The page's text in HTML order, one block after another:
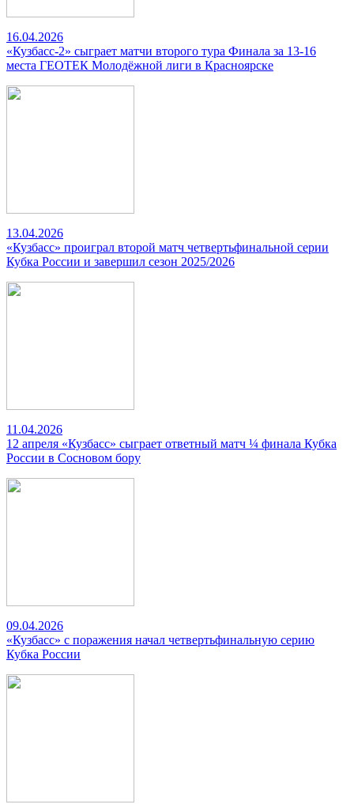
16.04.2026
«Кузбасс-2» сыграет матчи второго тура Финала за 13-16
места ГЕОТЕК Молодёжной лиги в Красноярске
13.04.2026
«Кузбасс» проиграл второй матч четвертьфинальной серии
Кубка России и завершил сезон 2025/2026
11.04.2026
12 апреля «Кузбасс» сыграет ответный матч ¼ финала Кубка
России в Сосновом бору
09.04.2026
«Кузбасс» с поражения начал четвертьфинальную серию
Кубка России